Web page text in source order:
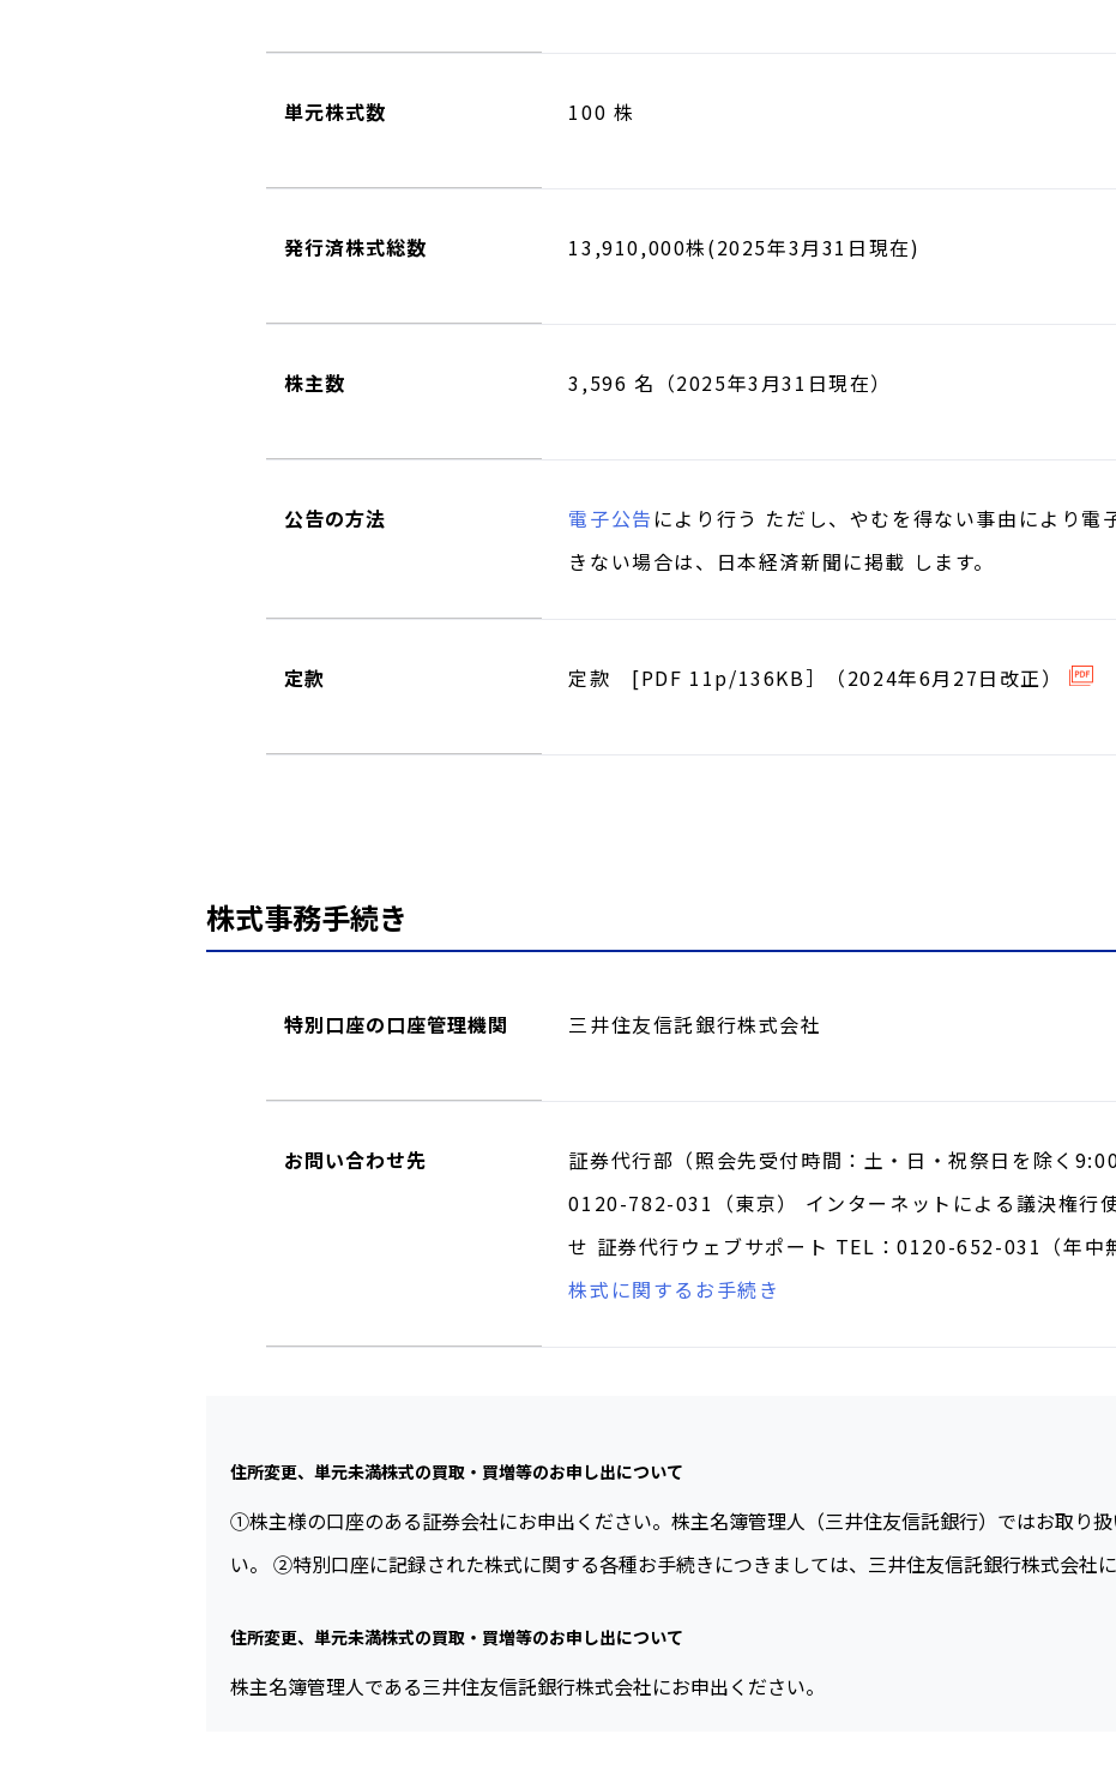
単元株式数 100 株
発行済株式総数 13,910,000株(2025年3月31日現在)
株主数 3,596 名（2025年3月31日現在）
公告の方法 電子公告 により行う ただし、やむを得ない事由により電
きない場合は、日本経済新聞に掲載 します。
定款 定款 [PDF 11p/136KB］（2024年6月27日改正）
株式事務手続き
特別口座の口座管理機関 三井住友信託銀行株式会社
お問い合わせ先
証券代行部（照会先受付時間：土・日・祝祭日を除く
0120-782-031（東京） インターネットによる議決権行
せ 証券代行ウェブサポート TEL：0120-652-031（年中
株式に関するお手続き
住所変更、単元未満株式の買取・買増等のお申し出について
①株主様の口座のある証券会社にお申出ください。株主名簿管理人（三井住友信託銀行）ではお取り
い。 ②特別口座に記録された株式に関する各種お手続きにつきましては、三井住友信託銀行株式会社に
住所変更、単元未満株式の買取・買増等のお申し出について
株主名簿管理人である三井住友信託銀行株式会社にお申出ください。